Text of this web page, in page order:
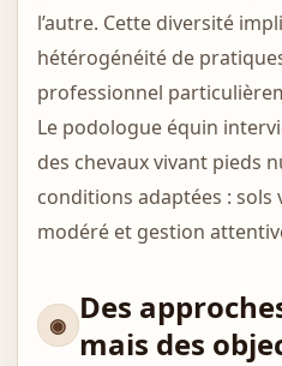
l’autre. Cette diversité
hétérogénéité de
professionnel
Le podologue équin
des chevaux vivant pieds
conditions adaptées :
modéré et gestion
Des
mais des